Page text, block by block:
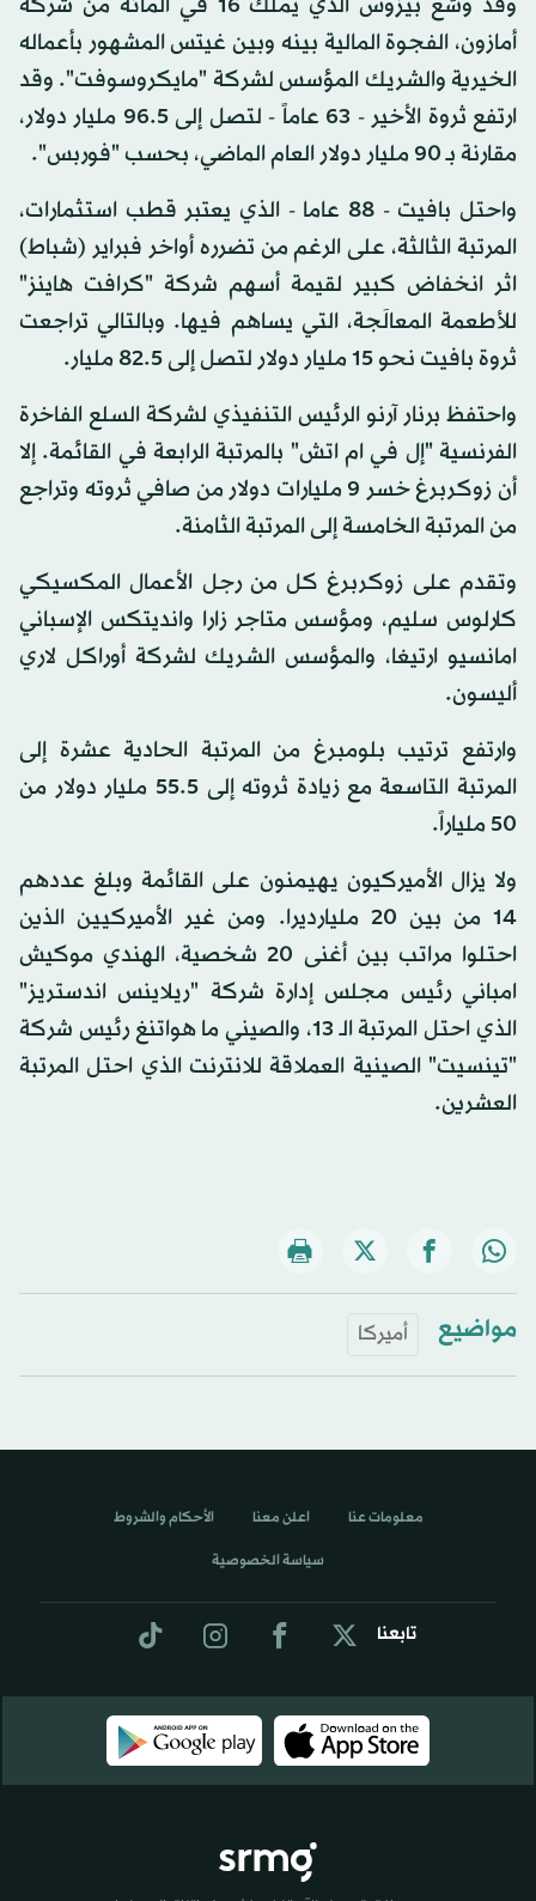
وقد وسّع بيزوس الذي يملك 16 في المائة من شركة
أمازون، الفجوة المالية بينه وبين غيتس المشهور بأعماله
الخيرية والشريك المؤسس لشركة "مايكروسوفت". وقد
ارتفع ثروة الأخير - 63 عاماً - لتصل إلى 96.5 مليار دولار،
مقارنة بـ 90 مليار دولار العام الماضي، بحسب "فوربس".
واحتل بافيت - 88 عاما - الذي يعتبر قطب استثمارات،
المرتبة الثالثة، على الرغم من تضرره أواخر فبراير (شباط)
اثر انخفاض كبير لقيمة أسهم شركة "كرافت هاينز"
للأطعمة المعالَجة، التي يساهم فيها. وبالتالي تراجعت
ثروة بافيت نحو 15 مليار دولار لتصل إلى 82.5 مليار.
واحتفظ برنار آرنو الرئيس التنفيذي لشركة السلع الفاخرة
الفرنسية "إل في ام اتش" بالمرتبة الرابعة في القائمة. إلا
أن زوكربرغ خسر 9 مليارات دولار من صافي ثروته وتراجع
من المرتبة الخامسة إلى المرتبة الثامنة.
وتقدم على زوكربرغ كل من رجل الأعمال المكسيكي
كارلوس سليم، ومؤسس متاجر زارا وانديتكس الإسباني
امانسيو ارتيغا، والمؤسس الشريك لشركة أوراكل لاري
أليسون.
وارتفع ترتيب بلومبرغ من المرتبة الحادية عشرة إلى
المرتبة التاسعة مع زيادة ثروته إلى 55.5 مليار دولار من
50 ملياراً.
ولا يزال الأميركيون يهيمنون على القائمة وبلغ عددهم
14 من بين 20 مليارديرا. ومن غير الأميركيين الذين
احتلوا مراتب بين أغنى 20 شخصية، الهندي موكيش
امباني رئيس مجلس إدارة شركة "ريلاينس اندستريز"
الذي احتل المرتبة الـ 13، والصيني ما هواتنغ رئيس شركة
"تينسيت" الصينية العملاقة للانترنت الذي احتل المرتبة
العشرين.
مواضيع أميركا
تابعنا
معلومات عنا اعلن معنا الأحكام والشروط
سياسة الخصوصية